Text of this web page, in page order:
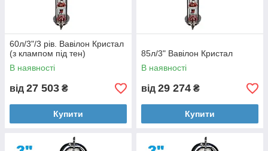
60л/3"/3 рів. Вавілон Кристал
(з клампом під тен)
В наявності
від 27 503 ₴
Купити
85л/3" Вавілон Кристал
В наявності
від 29 274 ₴
Купити